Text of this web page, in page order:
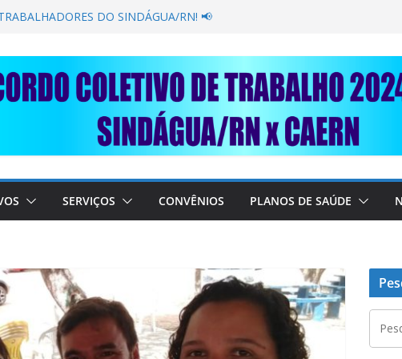
SECAR SUA TORNEIRA: UNIDOS
em importante debate com o Ministro
A SABESP! 🚨
AJUDE O NOSSO
RAIMUNDO DA CAERN!
SERVIÇOS CONVÊNIOS PLANOS DE SAÚDE